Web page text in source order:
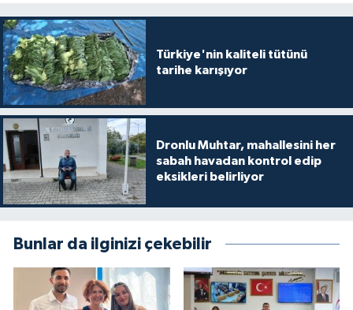
Türkiye'nin kaliteli tütünü
tarihe karışıyor
Dronlu Muhtar, mahallesini her
sabah havadan kontrol edip
eksikleri belirliyor
Bunlar da ilginizi çekebilir